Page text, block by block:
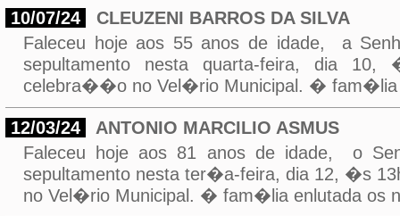
10/07/24
CLEUZENI BARROS DA SILVA
Faleceu hoje aos 55 anos de idade, a
sepultamento nesta quarta-feira, dia
celebra��o no Vel�rio Municipal. � fam�lia
12/03/24
ANTONIO MARCILIO ASMUS
Faleceu hoje aos 81 anos de idade, o
sepultamento nesta ter�a-feira, dia 12, �s
no Vel�rio Municipal. � fam�lia enlutada os